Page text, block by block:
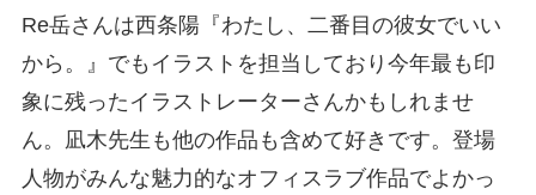
Re岳さんは西条陽『わたし、二番目の彼女でいい
から。』でもイラストを担当しており今年最も印
象に残ったイラストレーターさんかもしれませ
ん。凪木先生も他の作品も含めて好きです。登場
人物がみんな魅力的なオフィスラブ作品でよかっ